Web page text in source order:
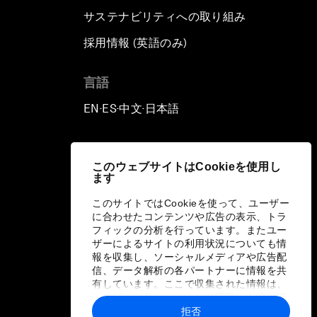
このウェブサイトはCookieを使用し
ます
このサイトではCookieを使って、ユーザー
に合わせたコンテンツや広告の表示、トラ
フィックの分析を行っています。またユー
ザーによるサイトの利用状況についても情
報を収集し、ソーシャルメディアや広告配
信、データ解析の各パートナーに情報を共
有しています。ここで収集された情報は、
ユーザーが各パートナーに提供した他の情
報や各パートナーのサービスを使用した際
拒否
サステナビリティへの取り組み
採用情報 (英語のみ)
言語
EN ▪ES▪中文▪ 日本語